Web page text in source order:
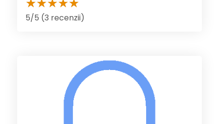
5/5 (3 recenzii)